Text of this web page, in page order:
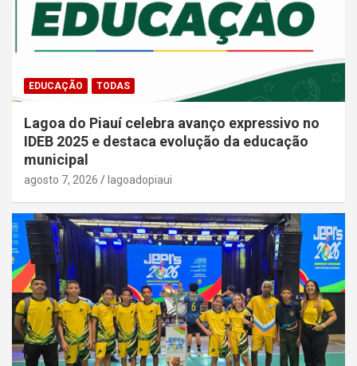
EDUCAÇÃO TODAS
Lagoa do Piauí celebra avanço expressivo no
IDEB 2025 e destaca evolução da educação
municipal
agosto 7, 2026 lagoadopiaui